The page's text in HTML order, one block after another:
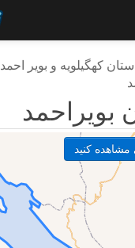
کهگیلویه و بویر احمد
کنید